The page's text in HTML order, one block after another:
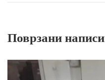
Поврзани написи